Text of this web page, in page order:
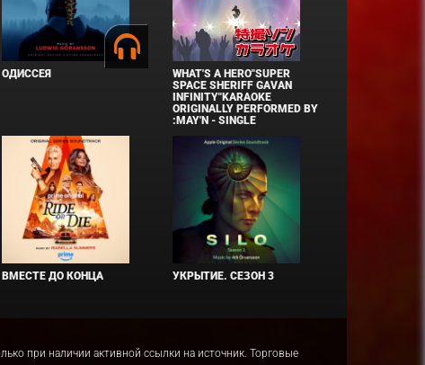
ОДИССЕЯ
WHAT'S A HERO"SUPER
SPACE SHERIFF GAVAN
INFINITY"KARAOKE
ORIGINALLY PERFORMED BY
:MAY'N - SINGLE
ВМЕСТЕ ДО КОНЦА УКРЫТИЕ. СЕЗОН 3
при наличии активной ссылки на источник. Торговые